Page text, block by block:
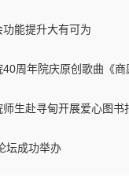
功能提升大有可为
40周年院庆原创歌曲《
生赴寻甸开展爱心图书
坛成功举办